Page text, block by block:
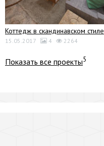
Коттедж в скандинавском стиле
15.05.2017 4 2264
Показать все проекты5